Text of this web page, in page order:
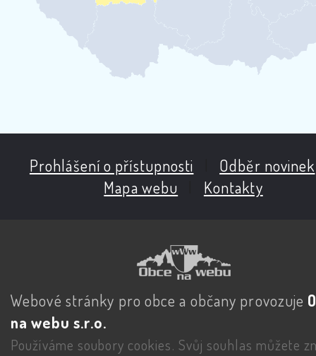
Prohlášení o přístupnosti Odběr novinek
Mapa webu
Kontakty
Webové stránky pro obce a občany provozuje
na webu s.r.o.
Používáme soubory cookies. Svůj souhlas můžete